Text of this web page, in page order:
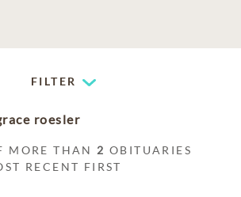
FILTER
roesler
MORE THAN 2 OBITUARIES
RECENT FIRST